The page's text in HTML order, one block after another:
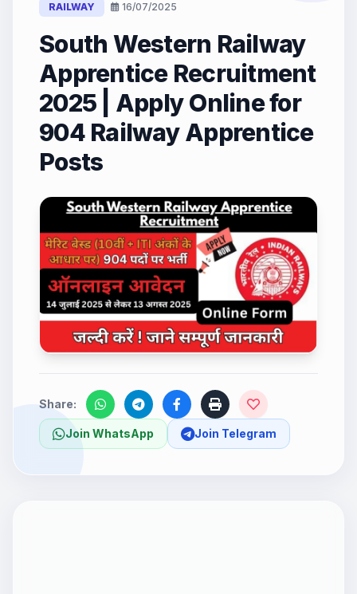
RAILWAY 16/07/2025
South Western Railway
Apprentice Recruitment
2025 | Apply Online for
904 Railway Apprentice
Posts
Share:
Join WhatsApp Join Telegram